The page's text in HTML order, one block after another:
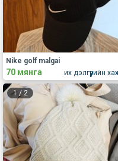
Nike golf malgai
70 мянга
1 / 2